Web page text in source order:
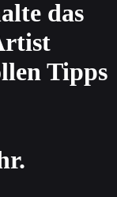
das
Tipps